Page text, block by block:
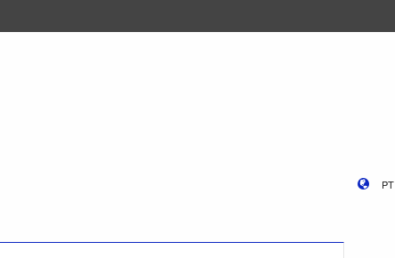
PT